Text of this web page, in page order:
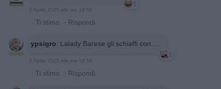
1
2 Aprile 2025 alle ore 18:58
· Ti stimo · Rispondi
ypsigro: Lalady Barese gli schiaffi con.....
1
2 Aprile 2025 alle ore 19:59
· Ti stimo · Rispondi